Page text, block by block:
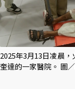
2025年3月13日凌晨
奎達的一家醫院。 圖